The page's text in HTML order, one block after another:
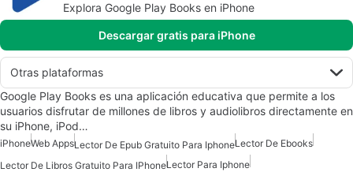
Explora Google Play Books en iPhone
Descargar gratis para iPhone
Otras plataformas
Google Play Books es una aplicación educativa que permite a los
usuarios disfrutar de millones de libros y audiolibros directamente en
su iPhone, iPod…
iPhoneWeb AppsLector De Epub Gratuito Para IphoneLector De Ebooks
Lector De Libros Gratuito Para IPhoneLector Para Iphone